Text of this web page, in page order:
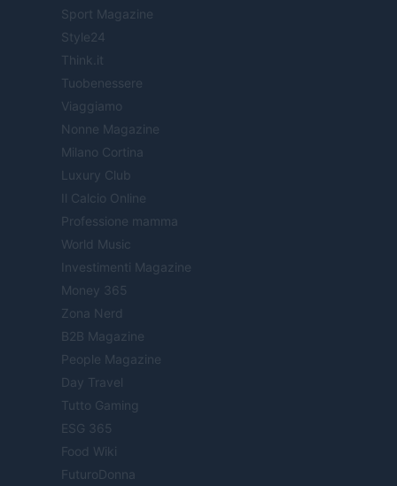
Sport Magazine
Style24
Think.it
Tuobenessere
Viaggiamo
Nonne Magazine
Milano Cortina
Luxury Club
Il Calcio Online
Professione mamma
World Music
Investimenti Magazine
Money 365
Zona Nerd
B2B Magazine
People Magazine
Day Travel
Tutto Gaming
ESG 365
Food Wiki
FuturoDonna